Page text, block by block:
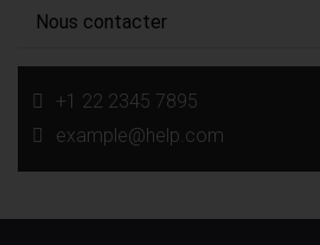
Nous contacter
+1 22 2345 7895
example@help.com